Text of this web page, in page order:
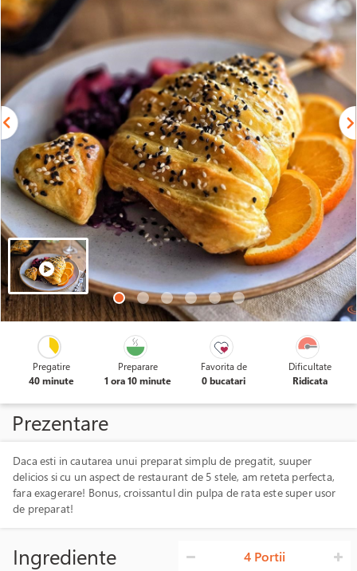
Pregatire
40 minute
Preparare
1 ora 10 minute
Favorita de
0 bucatari
Dificultate
Ridicata
Prezentare
Daca esti in cautarea unui preparat simplu de pregatit, suuper
delicios si cu un aspect de restaurant de 5 stele, am reteta perfecta,
fara exagerare! Bonus, croissantul din pulpa de rata este super usor
de preparat!
Ingrediente 4 Portii